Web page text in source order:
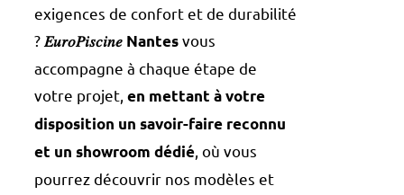
exigences de confort et de durabilité
?𝐸𝑢𝑟𝑜𝑃𝑖𝑠𝑐𝑖𝑛𝑒 Nantesvous
accompagne à chaque étape de
votre projet, en mettant à votre
disposition un savoir-faire reconnu
et un showroom dédié, où vous
pourrez découvrir nos modèles et